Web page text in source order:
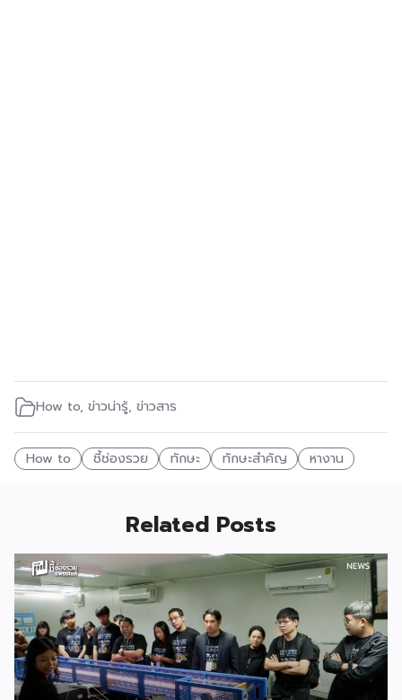
How to, ข่าวน่ารู้, ข่าวสาร
How to ชี้ช่องรวย ทักษะ ทักษะสำคัญ หางาน
Related Posts